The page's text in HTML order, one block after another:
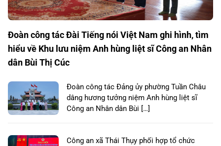
Đoàn công tác Đài Tiếng nói Việt Nam ghi hình, tìm
hiểu về Khu lưu niệm Anh hùng liệt sĩ Công an Nhân
dân Bùi Thị Cúc
Đoàn công tác Đảng ủy phường Tuần Châu
dâng hương tưởng niệm Anh hùng liệt sĩ
Công an Nhân dân Bùi […]
Công an xã Thái Thụy phối hợp tổ chức